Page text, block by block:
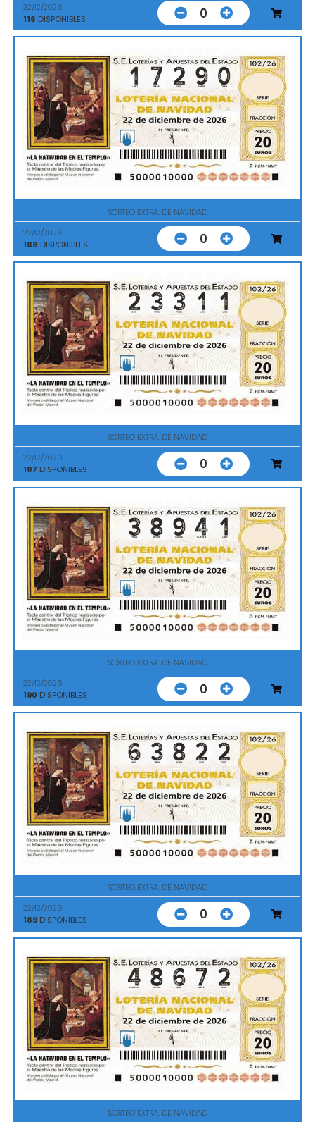
22/12/2026
116 DISPONIBLES 0
SORTEO EXTRA. DE NAVIDAD
22/12/2026
188 DISPONIBLES 0
SORTEO EXTRA. DE NAVIDAD
22/12/2026
187 DISPONIBLES 0
SORTEO EXTRA. DE NAVIDAD
22/12/2026
190 DISPONIBLES 0
SORTEO EXTRA. DE NAVIDAD
22/12/2026
189 DISPONIBLES 0
SORTEO EXTRA. DE NAVIDAD